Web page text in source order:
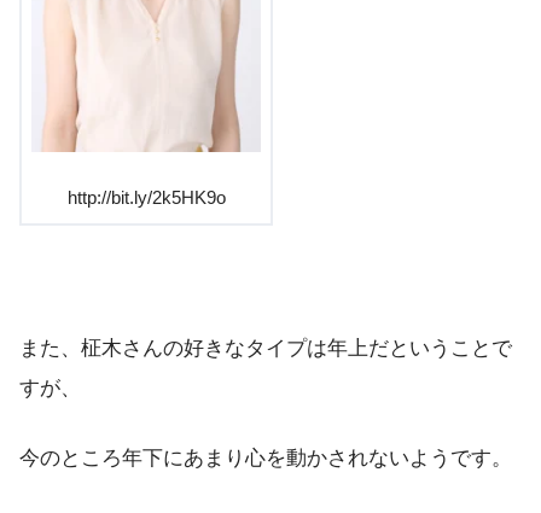
http://bit.ly/2k5HK9o
また、柾木さんの好きなタイプは年上だということで
すが、
今のところ年下にあまり心を動かされないようです。